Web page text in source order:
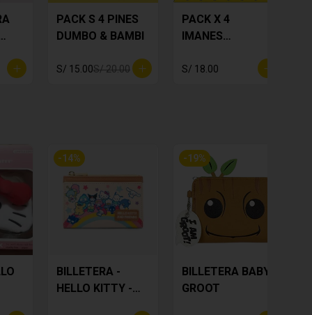
PACK S 4 PINES
DUMBO & BAMBI
S/ 15.00S/ 20.00
PACK X 4
IMANES
S/ 18.00
-14%
BILLETERA -
HELLO KITTY -
-19%
BILLETERA BABY
GROOT